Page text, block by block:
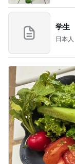
学生
日本人